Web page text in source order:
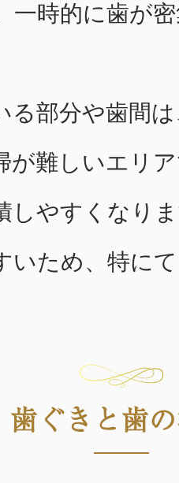
一時的に歯が
る部分や歯間
が難しいエリ
しやすくなり
いため、特に
歯ぐきと歯